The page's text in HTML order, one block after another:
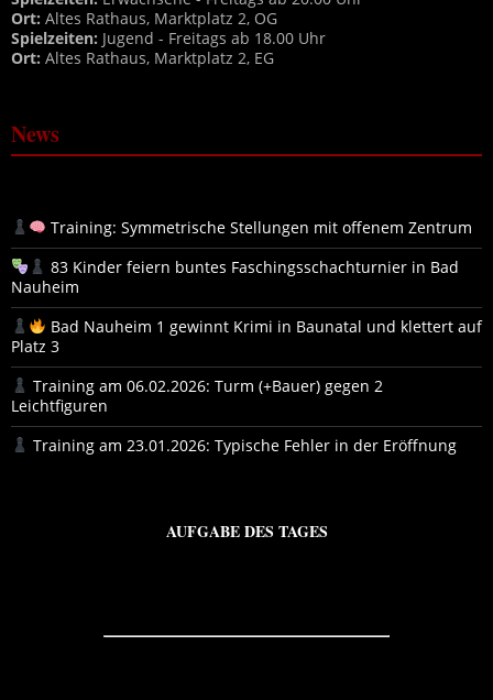
Ort: Altes Rathaus, Marktplatz 2, OG
Spielzeiten: Jugend - Freitags ab 18.00 Uhr
Ort: Altes Rathaus, Marktplatz 2, EG
News
Training: Symmetrische Stellungen mit offenem Zentrum
83 Kinder feiern buntes Faschingsschachturnier in Bad
Nauheim
Bad Nauheim 1 gewinnt Krimi in Baunatal und klettert auf
Platz 3
Training am 06.02.2026: Turm (+Bauer) gegen 2
Leichtfiguren
Training am 23.01.2026: Typische Fehler in der Eröffnung
AUFGABE DES TAGES